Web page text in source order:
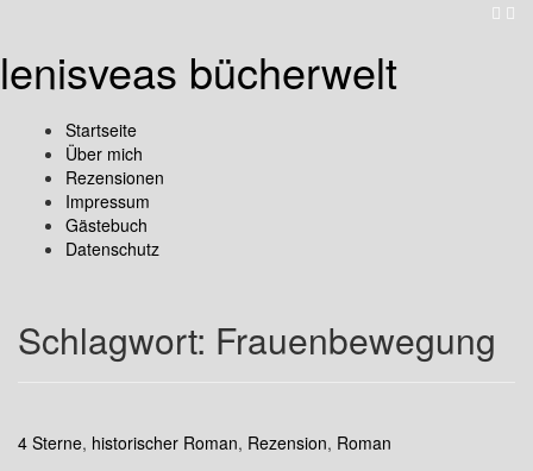
lenisveas bücherwelt
Startseite
Über mich
Rezensionen
Impressum
Gästebuch
Datenschutz
Schlagwort: Frauenbewegung
4 Sterne, historischer Roman, Rezension, Roman